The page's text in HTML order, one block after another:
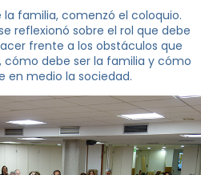
familia, comenzó el coloquio.
reflexionó sobre el rol que debe
frente a los obstáculos que
cómo debe ser la familia y cómo
en medio la sociedad.